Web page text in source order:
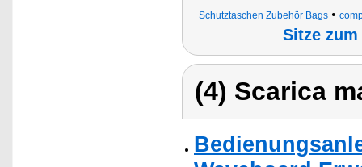
Schutztaschen Zubehör Bags •
Sitze
(4) Scarica